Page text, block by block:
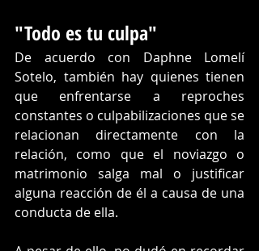
"Todo es tu culpa"
De acuerdo con Daphne Lomelí
Sotelo, también hay quienes tienen
que enfrentarse a reproches
constantes o culpabilizaciones que se
relacionan directamente con la
relación, como que el noviazgo o
matrimonio salga mal o justificar
alguna reacción de él a causa de una
conducta de ella.